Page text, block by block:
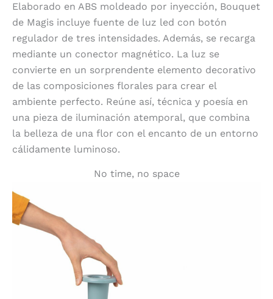
Elaborado en ABS moldeado por inyección, Bouquet
de Magis incluye fuente de luz led con botón
regulador de tres intensidades. Además, se recarga
mediante un conector magnético. La luz se
convierte en un sorprendente elemento decorativo
de las composiciones florales para crear el
ambiente perfecto. Reúne así, técnica y poesía en
una pieza de iluminación atemporal, que combina
la belleza de una flor con el encanto de un entorno
cálidamente luminoso.
No time, no space